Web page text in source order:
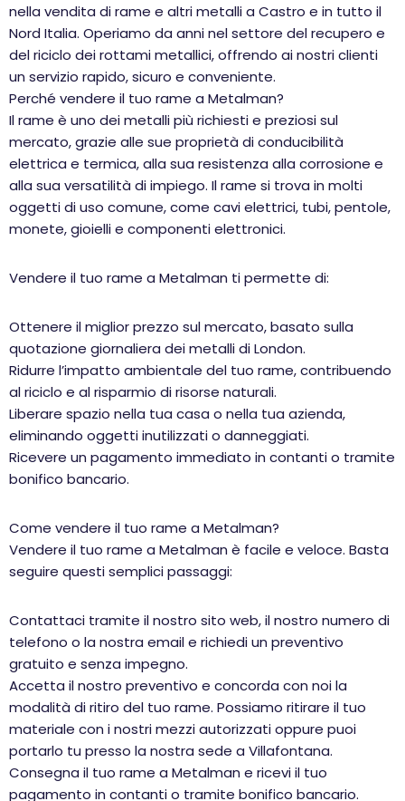
nella vendita di rame e altri metalli a Castro e in tutto il
Nord Italia. Operiamo da anni nel settore del recupero e
del riciclo dei rottami metallici, offrendo ai nostri clienti
un servizio rapido, sicuro e conveniente.
Perché vendere il tuo rame a Metalman?
Il rame è uno dei metalli più richiesti e preziosi sul
mercato, grazie alle sue proprietà di conducibilità
elettrica e termica, alla sua resistenza alla corrosione e
alla sua versatilità di impiego. Il rame si trova in molti
oggetti di uso comune, come cavi elettrici, tubi, pentole,
monete, gioielli e componenti elettronici.
Vendere il tuo rame a Metalman ti permette di:
Ottenere il miglior prezzo sul mercato, basato sulla
quotazione giornaliera dei metalli di London.
Ridurre l’impatto ambientale del tuo rame, contribuendo
al riciclo e al risparmio di risorse naturali.
Liberare spazio nella tua casa o nella tua azienda,
eliminando oggetti inutilizzati o danneggiati.
Ricevere un pagamento immediato in contanti o tramite
bonifico bancario.
Come vendere il tuo rame a Metalman?
Vendere il tuo rame a Metalman è facile e veloce. Basta
seguire questi semplici passaggi:
Contattaci tramite il nostro sito web, il nostro numero di
telefono o la nostra email e richiedi un preventivo
gratuito e senza impegno.
Accetta il nostro preventivo e concorda con noi la
modalità di ritiro del tuo rame. Possiamo ritirare il tuo
materiale con i nostri mezzi autorizzati oppure puoi
portarlo tu presso la nostra sede a Villafontana.
Consegna il tuo rame a Metalman e ricevi il tuo
pagamento in contanti o tramite bonifico bancario.